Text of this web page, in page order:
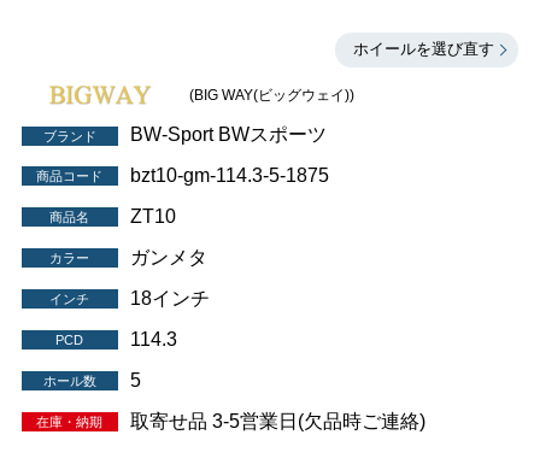
ホイールを選び直す
(BIG WAY(ビッグウェイ))
ブランド BW-Sport BWスポーツ
商品コード bzt10-gm-114.3-5-1875
商品名 ZT10
カラー ガンメタ
インチ 18インチ
PCD 114.3
ホール数 5
在庫・納期 取寄せ品 3-5営業日(欠品時ご連絡)